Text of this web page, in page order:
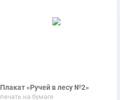
Плакат «Ручей в лесу №2»
печать на бумаге